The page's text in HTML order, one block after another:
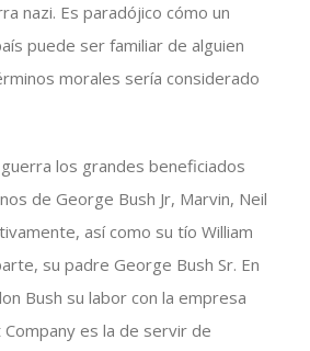
nazi. Es paradójico cómo un
puede ser familiar de alguien
morales sería considerado
los grandes beneficiados
de George Bush Jr, Marvin, Neil
así como su tío William
su padre George Bush Sr. En
Bush su labor con la empresa
es la de servir de